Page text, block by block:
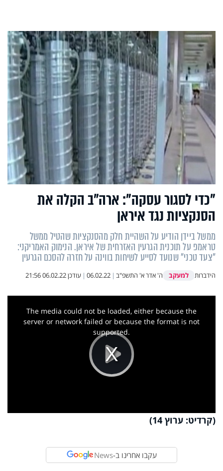
"כדי לסגור עסקה": ארה"ב הקלה את
הסנקציות נגד איראן
ממשל ביידן הודיע על השהיית חלק מהסנקציות שהטיל ממשל
טראמפ על תוכנית הגרעין האזרחית של איראן. הנימוק האמריקני:
"צעד טכני" שנועד לסייע לשיחות בווינה על חזרה להסכם הגרעין
הידברות למעקב ה' אדר א' התשפ"ב |
06.02.22
| עודכן06.02.22 21:56
Play
Video
This
The media could not be loaded, either because the
server or network failed or because the format is not
supported.
(קרדיט: ערוץ 14)
עקבו אחרינו ב-News